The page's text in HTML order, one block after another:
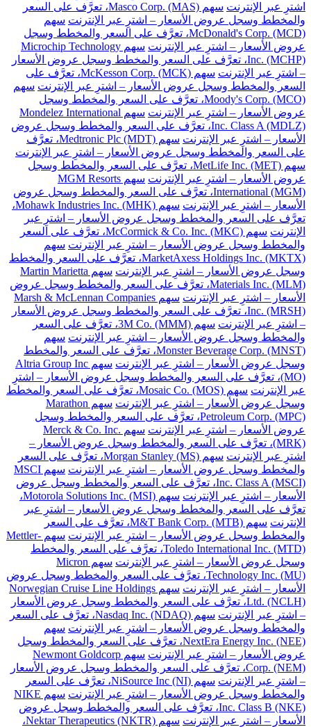
اشترِ عبر الإنترنت
سهم Masco Corp. (MAS)، تعرَّف على السعر
والمخطط وسجل عروض الأسعار – اشترِ عبر الإنترنت سهم
McDonald's Corp. (MCD)، تعرَّف على السعر والمخطط وسجل
عروض الأسعار – اشترِ عبر الإنترنت
سهم Microchip Technology
Inc. (MCHP)، تعرَّف على السعر والمخطط وسجل عروض الأسعار
– اشترِ عبر الإنترنت
سهم McKesson Corp. (MCK)، تعرَّف على
السعر والمخطط وسجل عروض الأسعار – اشترِ عبر الإنترنت سهم
Moody's Corp. (MCO)، تعرَّف على السعر والمخطط وسجل
عروض الأسعار – اشترِ عبر الإنترنت
سهم Mondelez International
Inc. Class A (MDLZ)، تعرَّف على السعر والمخطط وسجل عروض
الأسعار – اشترِ عبر الإنترنت
سهم Medtronic Plc (MDT)، تعرَّف
على السعر والمخطط وسجل عروض الأسعار – اشترِ عبر الإنترنت
سهم MetLife Inc. (MET)، تعرَّف على السعر والمخطط وسجل
عروض الأسعار – اشترِ عبر الإنترنت
سهم MGM Resorts
International (MGM)، تعرَّف على السعر والمخطط وسجل عروض
الأسعار – اشترِ عبر الإنترنت
سهم Mohawk Industries Inc. (MHK)،
تعرَّف على السعر والمخطط وسجل عروض الأسعار – اشترِ عبر
الإنترنت
سهم McCormick & Co. Inc. (MKC)، تعرَّف على السعر
والمخطط وسجل عروض الأسعار – اشترِ عبر الإنترنت سهم
MarketAxess Holdings Inc. (MKTX)، تعرَّف على السعر والمخطط
وسجل عروض الأسعار – اشترِ عبر الإنترنت
سهم Martin Marietta
Materials Inc. (MLM)، تعرَّف على السعر والمخطط وسجل عروض
الأسعار – اشترِ عبر الإنترنت
سهم Marsh & McLennan Companies
Inc. (MRSH)، تعرَّف على السعر والمخطط وسجل عروض الأسعار
– اشترِ عبر الإنترنت
سهم 3M Co. (MMM)، تعرَّف على السعر
والمخطط وسجل عروض الأسعار – اشترِ عبر الإنترنت سهم
Monster Beverage Corp. (MNST)، تعرَّف على السعر والمخطط
وسجل عروض الأسعار – اشترِ عبر الإنترنت
سهم Altria Group Inc
(MO)، تعرَّف على السعر والمخطط وسجل عروض الأسعار – اشترِ
عبر الإنترنت
سهم Mosaic Co. (MOS)، تعرَّف على السعر والمخطط
وسجل عروض الأسعار – اشترِ عبر الإنترنت
سهم Marathon
Petroleum Corp. (MPC)، تعرَّف على السعر والمخطط وسجل
عروض الأسعار – اشترِ عبر الإنترنت
سهم Merck & Co. Inc.
(MRK)، تعرَّف على السعر والمخطط وسجل عروض الأسعار –
اشترِ عبر الإنترنت
سهم Morgan Stanley (MS)، تعرَّف على السعر
والمخطط وسجل عروض الأسعار – اشترِ عبر الإنترنت
سهم MSCI
Inc. Class A (MSCI)، تعرَّف على السعر والمخطط وسجل عروض
الأسعار – اشترِ عبر الإنترنت
سهم Motorola Solutions Inc. (MSI)،
تعرَّف على السعر والمخطط وسجل عروض الأسعار – اشترِ عبر
الإنترنت
سهم M&T Bank Corp. (MTB)، تعرَّف على السعر
والمخطط وسجل عروض الأسعار – اشترِ عبر الإنترنت
سهم Mettler-
Toledo International Inc. (MTD)، تعرَّف على السعر والمخطط
وسجل عروض الأسعار – اشترِ عبر الإنترنت
سهم Micron
Technology Inc. (MU)، تعرَّف على السعر والمخطط وسجل عروض
الأسعار – اشترِ عبر الإنترنت
سهم Norwegian Cruise Line Holdings
Ltd. (NCLH)، تعرَّف على السعر والمخطط وسجل عروض الأسعار
– اشترِ عبر الإنترنت
سهم Nasdaq Inc. (NDAQ)، تعرَّف على السعر
والمخطط وسجل عروض الأسعار – اشترِ عبر الإنترنت سهم
NextEra Energy Inc. (NEE)، تعرَّف على السعر والمخطط وسجل
عروض الأسعار – اشترِ عبر الإنترنت
سهم Newmont Goldcorp
Corp. (NEM)، تعرَّف على السعر والمخطط وسجل عروض الأسعار
– اشترِ عبر الإنترنت
سهم NiSource Inc (NI)، تعرَّف على السعر
والمخطط وسجل عروض الأسعار – اشترِ عبر الإنترنت
سهم NIKE
Inc. Class B (NKE)، تعرَّف على السعر والمخطط وسجل عروض
الأسعار – اشترِ عبر الإنترنت
سهم Nektar Therapeutics (NKTR)،